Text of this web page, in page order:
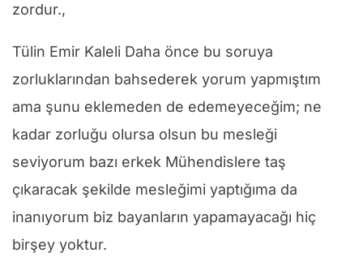
zordur.,
Tülin Emir Kaleli Daha önce bu soruya
zorluklarından bahsederek yorum yapmıştım
ama şunu eklemeden de edemeyeceğim; ne
kadar zorluğu olursa olsun bu mesleği
seviyorum bazı erkek Mühendislere taş
çıkaracak şekilde mesleğimi yaptığıma da
inanıyorum biz bayanların yapamayacağı hiç
birşey yoktur.